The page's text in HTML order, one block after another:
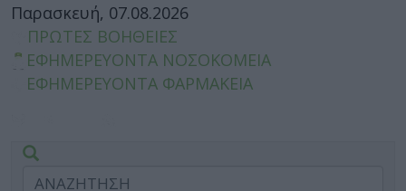
Παρασκευή, 07.08.2026
ΠΡΩΤΕΣ ΒΟΗΘΕΙΕΣ
ΕΦΗΜΕΡΕΥΟΝΤΑ ΝΟΣΟΚΟΜΕΙΑ
ΕΦΗΜΕΡΕΥΟΝΤΑ ΦΑΡΜΑΚΕΙΑ